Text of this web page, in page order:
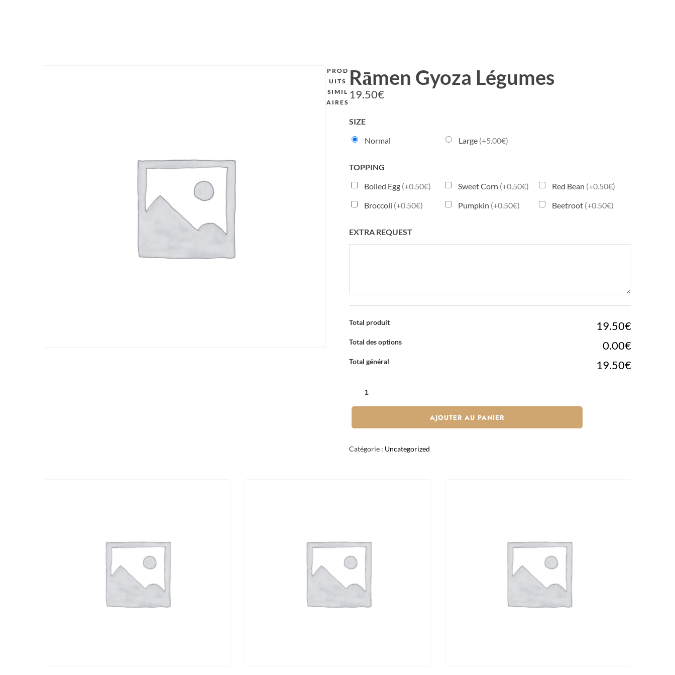
Rāmen Gyoza Légumes
19.50€
SIZE
Normal
Large (+5.00€)
TOPPING
Boiled Egg (+0.50€) Sweet Corn (+0.50€) Red Bean (+0.50€)
Broccoli (+0.50€) Pumpkin (+0.50€) Beetroot (+0.50€)
EXTRA REQUEST
Total produit 19.50€
Total des options 0.00€
Total général 19.50€
GYOZA
AJOUTER AU PANIER
Catégorie : Uncategorized
PROD
UITS
SIMIL
AIRES